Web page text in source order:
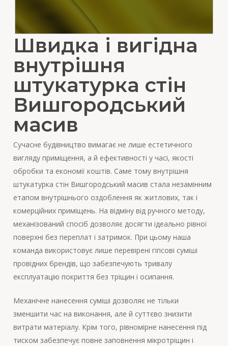
Швидка і вигідна
внутрішня
штукатурка стін
Вишгородський
масив
Сучасне будівництво вимагає не лише естетичного
вигляду приміщення, а й ефективності у часі, якості
обробки та економії коштів. Саме тому внутрішня
штукатурка стін Вишгородський масив стала незамінним
етапом внутрішнього оздоблення як житлових, так і
комерційних приміщень. На відміну від ручного методу,
механізований спосіб дозволяє досягти ідеально рівної
поверхні без переплат і затримок. При цьому наша
команда використовує лише перевірені гіпсові суміші
провідних брендів, що забезпечують тривалу
експлуатацію покриття без тріщин і осипання.
Механічне нанесення суміші дозволяє не тільки
зменшити час на виконання, але й суттєво знизити
витрати матеріалу. Крім того, рівномірне нанесення під
тиском забезпечує повне заповнення мікротріщин і